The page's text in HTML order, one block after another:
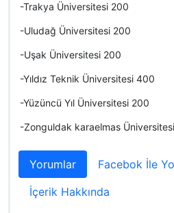
-Trakya Üniversitesi 200
-Uludağ Üniversitesi 200
-Uşak Üniversitesi 200
-Yıldız Teknik Üniversitesi 400
-Yüzüncü Yıl Üniversitesi 200
-Zonguldak karaelmas
Yorumlar
Facebok İle
İçerik Hakkında